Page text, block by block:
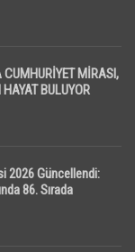
CUMHURİYET MİRASI,
BULUYOR
2026 Güncellendi:
86. Sırada